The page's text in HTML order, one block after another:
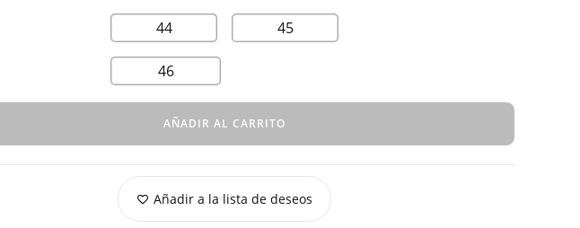
44 45
46
AÑADIR AL CARRITO
Añadir a la lista de deseos